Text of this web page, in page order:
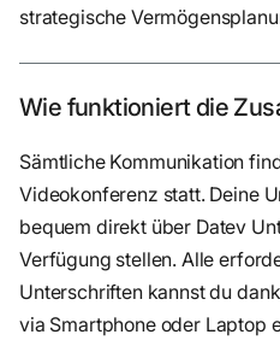
strategische
Wie funktioniert die
Sämtliche Kommunikation
Videokonferenz statt. Deine
bequem direkt über Datev
Verfügung stellen. Alle
Unterschriften kannst du
via Smartphone oder Laptop